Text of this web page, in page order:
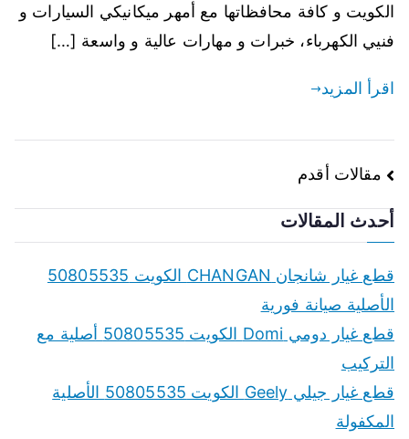
الكويت و كافة محافظاتها مع أمهر ميكانيكي السيارات و
فنيي الكهرباء، خبرات و مهارات عالية و واسعة […]
اقرأ المزيد
تصفّح
المقالات
مقالات أقدم
أحدث المقالات
قطع غيار شانجان CHANGAN الكويت 50805535
الأصلية صيانة فورية
قطع غيار دومي Domi الكويت 50805535 أصلية مع
التركيب
قطع غيار جيلي Geely الكويت 50805535 الأصلية
المكفولة